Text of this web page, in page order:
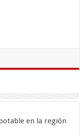
en la región